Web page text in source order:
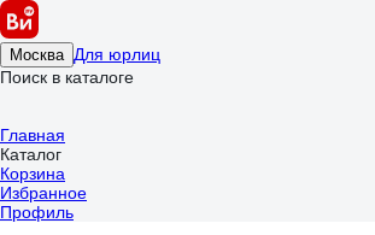
Москва Для юрлиц
Поиск в каталоге
Главная
Каталог
Корзина
Избранное
Профиль